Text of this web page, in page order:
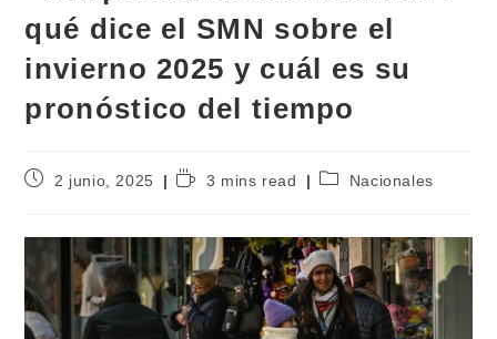
qué dice el SMN sobre el
invierno 2025 y cuál es su
pronóstico del tiempo
2 junio, 2025 3 mins read Nacionales